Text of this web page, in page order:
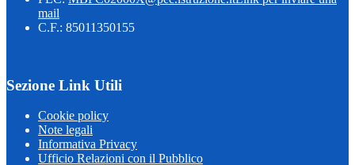
mail
C.F.: 85011350155
Sezione Link Utili
Cookie policy
Note legali
Informativa Privacy
Ufficio Relazioni con il Pubblico